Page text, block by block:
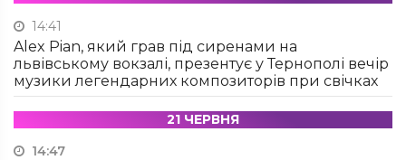
14:41
Alex Pian, який грав під сиренами на
львівському вокзалі, презентує у Тернополі вечір
музики легендарних композиторів при свічках
21 ЧЕРВНЯ
14:47